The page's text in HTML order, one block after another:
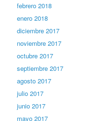
febrero 2018
enero 2018
diciembre 2017
noviembre 2017
octubre 2017
septiembre 2017
agosto 2017
julio 2017
junio 2017
mayo 2017